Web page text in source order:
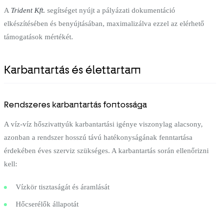
A Trident Kft. segítséget nyújt a pályázati dokumentáció
elkészítésében és benyújtásában, maximalizálva ezzel az elérhető
támogatások mértékét.
Karbantartás és élettartam
Rendszeres karbantartás fontossága
A víz-víz hőszivattyúk karbantartási igénye viszonylag alacsony,
azonban a rendszer hosszú távú hatékonyságának fenntartása
érdekében éves szerviz szükséges. A karbantartás során ellenőrizni
kell:
Vízkör tisztaságát és áramlását
Hőcserélők állapotát